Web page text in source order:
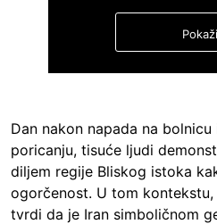
Pokaži
Sakrij
Dan nakon napada na
poricanju, tisuće ljudi
diljem regije Bliskog istoka
ogorčenost. U tom
tvrdi da je Iran simboličnom